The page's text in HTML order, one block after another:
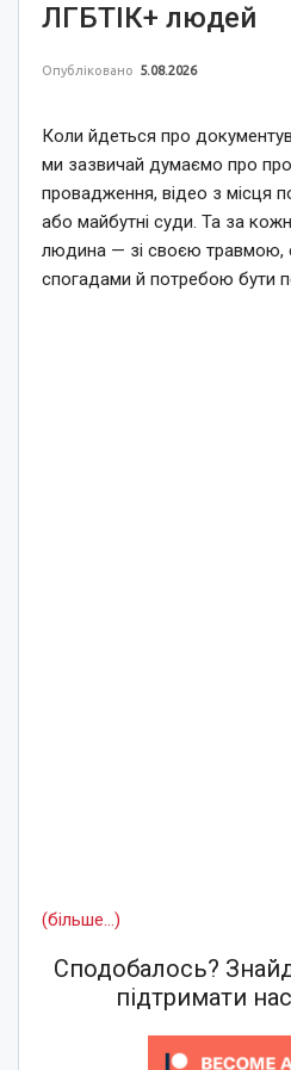
ЛГБТІК+ людей
Опубліковано 5.08.2026
Коли йдеться про
ми зазвичай думаємо про
провадження, відео з місця
або майбутні суди. Та за
людина — зі своєю травмою,
спогадами й потребою бути
(більше…)
Сподобалось?
підтримати